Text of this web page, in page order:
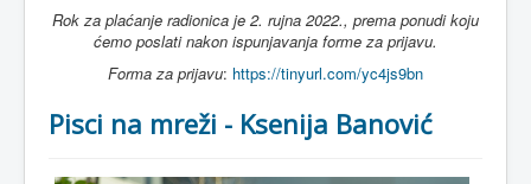
Rok za plaćanje radionica je 2. rujna 2022., prema ponudi koju
ćemo poslati nakon ispunjavanja forme za prijavu.
Forma za prijavu: https://tinyurl.com/yc4js9bn
Pisci na mreži - Ksenija Banović